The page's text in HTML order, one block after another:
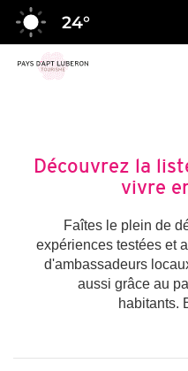
24°
Découvrez la
vivre
Faîtes le plein de
expériences testées et
d'ambassadeurs
aussi grâce au
habitants.